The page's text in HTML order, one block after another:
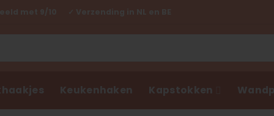
Keukenhaken Kapstokken